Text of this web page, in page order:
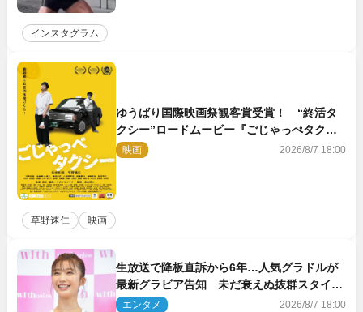
インスタグラム
ゆうばり国際映画祭観客賞受賞！ “終活タ
クシー”ロードムービー『ごじゃっぺタクシ
ー』10月公開＆予告解禁
映画 2026/8/7 18:00
草野速仁 映画
生放送で降板直訴から6年…人気グラドルが
最新グラビア告知 未だ衰えぬ抜群スタイル
に反響
エンタメ 2026/8/7 18:00